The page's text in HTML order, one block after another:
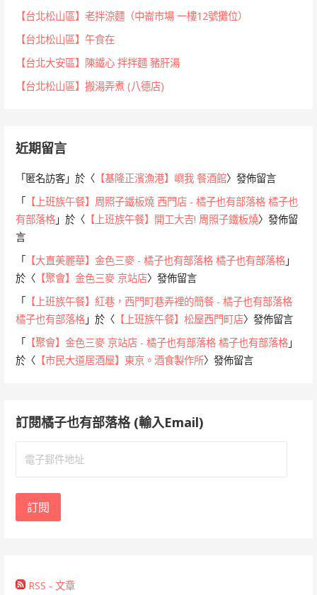
【台北松山區】老拌涼麵（中崙市場 一樓12號攤位）
【台北松山區】午食在
【台北大安區】陳鐵心 拌拌麵 豬肝湯
【台北松山區】搬湯弄煮 (八德店)
近期留言
「匿名訪客 」於〈 【基隆正濱漁港】嶼我 餐酒館〉發佈留言
「 【上班族午餐】周照子鐵板燒 西門店 - 橘子也有部落格 橘子也
有部落格 」於〈 【上班族午餐】開工大吉! 周照子鐵板燒〉發佈留
言
「 【大直美麗華】金色三麥 - 橘子也有部落格 橘子也有部落格 」
於〈 【聚會】金色三麥 京站店〉發佈留言
「 【上班族午餐】紅巷，西門町巷弄裡的簡餐 - 橘子也有部落格
橘子也有部落格 」於〈 【上班族午餐】松屋西門町店〉發佈留言
「 【聚會】金色三麥 京站店 - 橘子也有部落格 橘子也有部落格 」
於〈 【市民大道居酒屋】東京。酒食製作所〉發佈留言
訂閱橘子也有部落格 (輸入Email)
地
訂閱
RSS - 文章